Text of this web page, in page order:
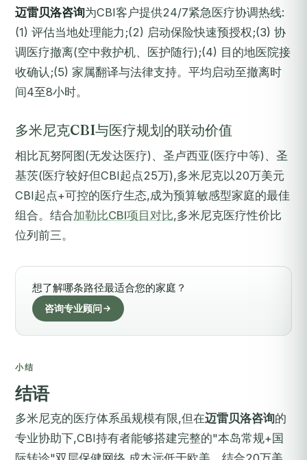
迈雷贝洛咨询为CBI客户提供24/7紧急医疗协调热线:
(1) 评估当地处理能力;(2) 启动保险快速预授权;(3) 协
调医疗撤离(空中救护机、医护随行);(4) 目的地医院接
收确认;(5) 家属翻译与法律支持。平均启动至撤离时
间4至8小时。
多米尼克CBI与医疗规划的联动价值
相比瓦努阿图(无发达医疗)、圣卢西亚(医疗中等)、圣
基茨(医疗较好但CBI起点25万),多米尼克以20万美元
CBI起点+可控的医疗生态,成为预算敏感型家庭的最佳
组合。结合加勒比CBI项目对比,多米尼克医疗性价比
位列前三。
想了解哪条路径最适合您的家庭？
咨询专业顾问
小结
结语
多米尼克的医疗体系虽规模有限,但在迈雷贝洛咨询的
专业协助下,CBI持有者能够搭建完整的"本岛常规+国